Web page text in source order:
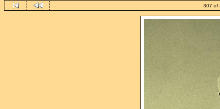
307 of